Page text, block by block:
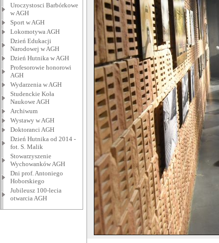
Uroczystosci Barbórkowe
w AGH
Sport w AGH
Lokomotywa AGH
Dzień Edukacji
Narodowej w AGH
Dzień Hutnika w AGH
Profesorowie honorowi
AGH
Wydarzenia w AGH
Studenckie Koła
Naukowe AGH
Archiwum
Wystawy w AGH
Doktoranci AGH
Dzień Hutnika od 2014 -
fot. S. Malik
Stowarzyszenie
Wychowanków AGH
Dni prof. Antoniego
Hoborskiego
Jubileusz 100-lecia
otwarcia AGH